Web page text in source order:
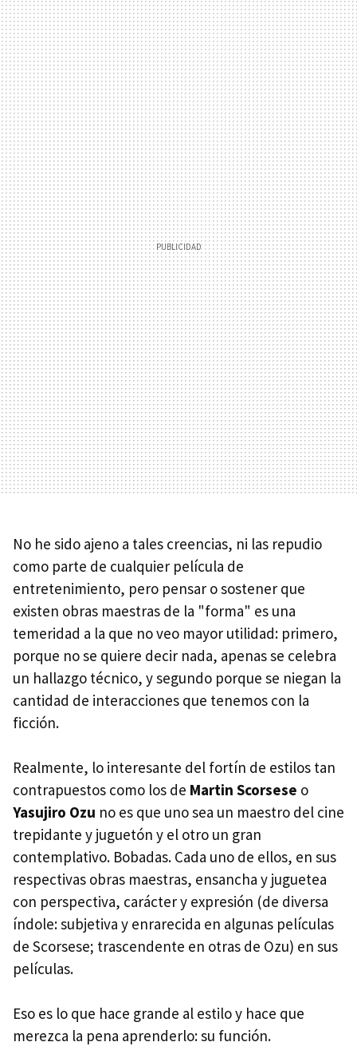
No he sido ajeno a tales creencias, ni las repudio
como parte de cualquier película de
entretenimiento, pero pensar o sostener que
existen obras maestras de la "forma" es una
temeridad a la que no veo mayor utilidad: primero,
porque no se quiere decir nada, apenas se celebra
un hallazgo técnico, y segundo porque se niegan la
cantidad de interacciones que tenemos con la
ficción.
Realmente, lo interesante del fortín de estilos tan
contrapuestos como los de Martin Scorsese o
Yasujiro Ozu no es que uno sea un maestro del cine
trepidante y juguetón y el otro un gran
contemplativo. Bobadas. Cada uno de ellos, en sus
respectivas obras maestras, ensancha y juguetea
con perspectiva, carácter y expresión (de diversa
índole: subjetiva y enrarecida en algunas películas
de Scorsese; trascendente en otras de Ozu) en sus
películas.
Eso es lo que hace grande al estilo y hace que
merezca la pena aprenderlo: su función.